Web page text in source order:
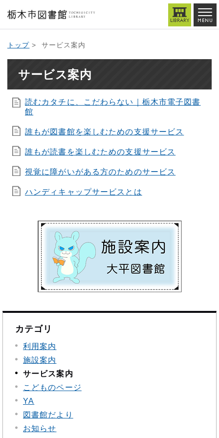
トップ > サービス案内
サービス案内
読むカタチに、こだわらない｜栃木市電子図書
館
誰もが図書館を楽しむための支援サービス
誰もが読書を楽しむための支援サービス
視覚に障がいがある方のためのサービス
ハンディキャップサービスとは
カテゴリ
利用案内
施設案内
サービス案内
こどものページ
YA
図書館だより
お知らせ